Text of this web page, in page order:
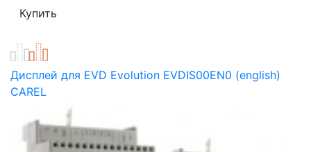
Дисплей для EVD Evolution EVDIS00EN0 (english)
CAREL